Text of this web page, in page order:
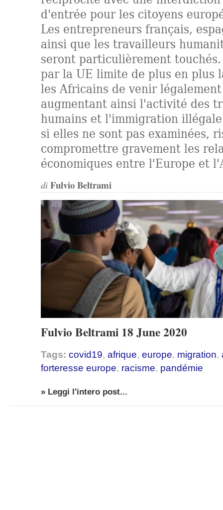
d'entrée pour les citoyens
Les entrepreneurs français,
ainsi que les travailleurs
seront particulièrement
par la UE limite de plus en plus
les Africains de venir
augmentant ainsi l'activité des
humains et l'immigration
si elles ne sont pas examinées,
compromettre gravement les
économiques entre l'Europe et
di Fulvio Beltrami
Fulvio Beltrami 18 June 2020
Tags: covid19, afrique, europe, migration,
forteresse europe, racisme, pandémie
» Leggi l'intero post...